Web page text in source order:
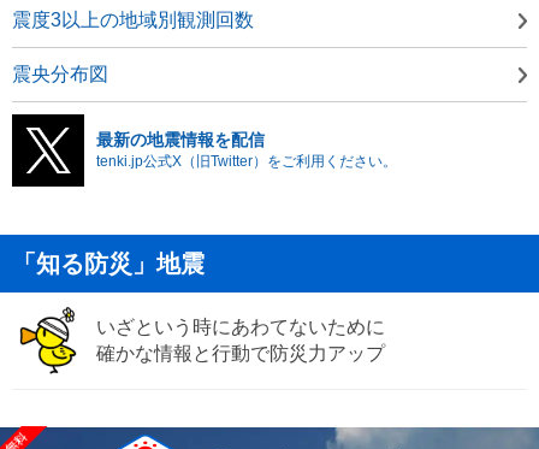
震度3以上の地域別観測回数
震央分布図
最新の地震情報を配信
tenki.jp公式X（旧Twitter）をご利用ください。
「知る防災」地震
いざという時にあわてないために
確かな情報と行動で防災力アップ